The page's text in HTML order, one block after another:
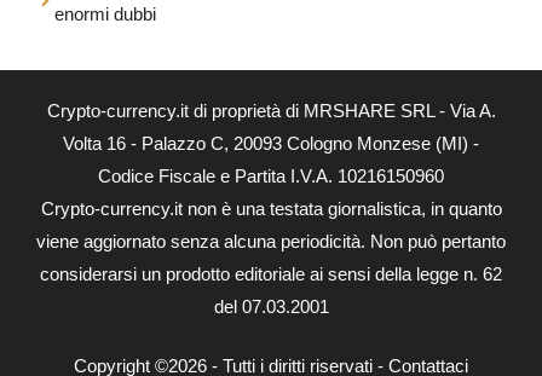
enormi dubbi
Crypto-currency.it di proprietà di MRSHARE SRL - Via A.
Volta 16 - Palazzo C, 20093 Cologno Monzese (MI) -
Codice Fiscale e Partita I.V.A. 10216150960
Crypto-currency.it non è una testata giornalistica, in quanto
viene aggiornato senza alcuna periodicità. Non può pertanto
considerarsi un prodotto editoriale ai sensi della legge n. 62
del 07.03.2001
Copyright ©2026 - Tutti i diritti riservati - Contattaci